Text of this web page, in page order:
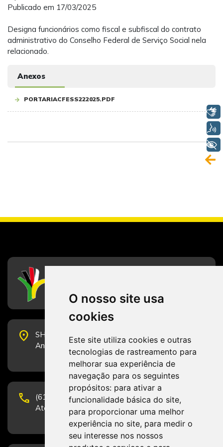
O nosso site usa
cookies
Este site utiliza cookies e outras
tecnologias de rastreamento para
melhorar sua experiência de
navegação para os seguintes
propósitos: para ativar a
funcionalidade básica do site,
para proporcionar uma melhor
experiência no site, para medir o
seu interesse nos nossos
Publicado em 17/03/2025
Designa funcionários como fiscal e subfiscal do contrato
administrativo do Conselho Federal de Serviço Social nela
relacionado.
Anexos
PORTARIACFESS222025.PDF
place
SHS Quadra 6, Bloco E, Complexo Brasil 21, 20º
Andar, Sala 2001 - CEP 70322-915 - Brasília/DF
phone
(61) 3223-1652 e (61) 98131-3801.
Atendimento por telefone em horário comercial
Libras
+ Acessibilidade